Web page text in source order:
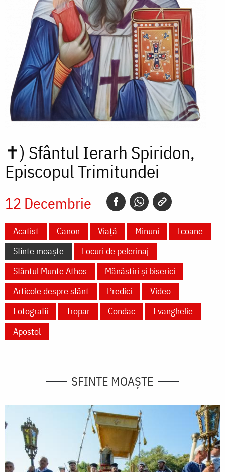
✝) Sfântul Ierarh Spiridon,
Episcopul Trimitundei
12 Decembrie
Acatist Canon Viață Minuni
Icoane
Sfinte moaște
Locuri de pelerinaj
Sfântul Munte Athos
Mănăstiri și biserici
Articole despre sfânt
Predici
Video
Fotografii
Tropar Condac
Evanghelie
Apostol
SFINTE MOAȘTE